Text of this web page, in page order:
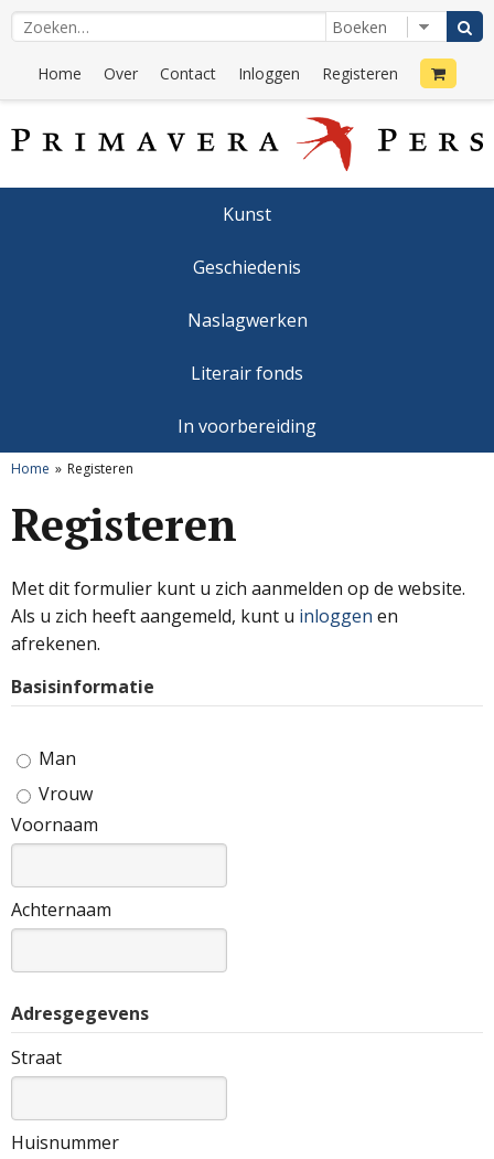
Home Over Contact Inloggen Registeren
Kunst
Geschiedenis
Naslagwerken
Literair fonds
In voorbereiding
Home Registeren
Registeren
Met dit formulier kunt u zich aanmelden op de website.
Als u zich heeft aangemeld, kunt u inloggen en
afrekenen.
Basisinformatie
Man
Vrouw
Voornaam
Achternaam
Adresgegevens
Straat
Huisnummer